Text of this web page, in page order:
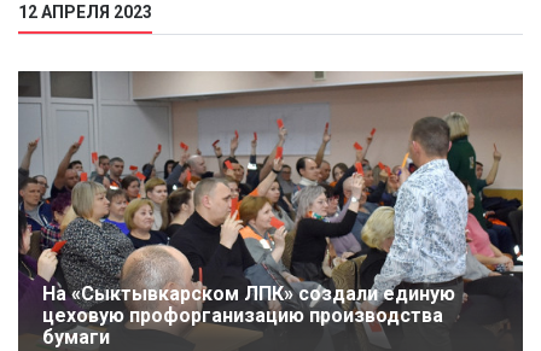
12 АПРЕЛЯ 2023
На «Сыктывкарском ЛПК» создали единую
цеховую профорганизацию производства
бумаги